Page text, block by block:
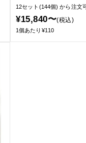
12セット(144個)から注文
¥15,840〜(税込)
1個あたり¥110